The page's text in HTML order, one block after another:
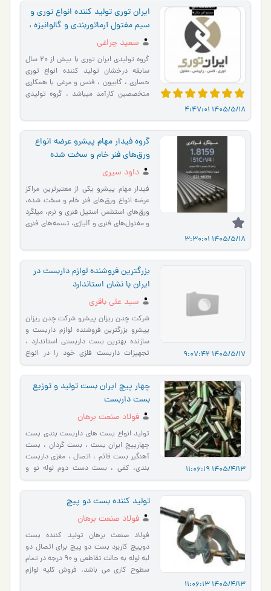
1405/5/18 4:47:01
ایران توری تولید کننده انواع توری و
سیم مفتول آرماتوربندی و گالوانیزه ،
سیم خاردار و حلقوی
سعید چراغی
گروه تولیدی ایران توری با بیش از 20 سال
سابقه درخشان تولید کننده انواع توری
حصاری ، گابیون ، فنس و مرغی با همکاری
متخصصین کارآمد میباشد . گروه تولیدی
1405/5/18 3:30:01
گروه فیدار مهام پیشرو عرضه انواع
ورق‌های فنر خام و سخت شده
داود سیری
فیدار مهام پیشرو یکی از معتبرترین مراکز
عرضه انواع ورق‌های فنر خام و سخت شده،
ورق‌های استنلس استیل فنری و نرم، میلگرد
و مفتول‌های فنری و آلیاژی، تسمه‌های فنری
1405/5/17 9:07:42
بزرگترین فروشنده لوازم داربست در
ایران با نشان استاندارد
سید علی باقری
شرکت چدن ریزان پیشرو شرکت چدن ریزان
پیشرو بزرگترین فروشنده لوازم داربست و
سازنده بهترین بست داربستی استاندارد ،
تجهیزات داربست فلزی خود را در انواع
بست چهار پیچ است…
1405/4/13 11:06:19
چهار پیچ ایران بست تولید و توزیع
بست داربست
فولاد صنعت برهان
تولید انواع بست های داربست بندی بست
چهارپیچ ایران بست ، بست گردان ، بست
آهنگیر بست قائم ، اتصال ، مغزی داربست
بندی، کفی ، بست دست دوم لوله نو و
دست دوم تخته زیر پایی ات�…
1405/4/13 11:06:13
تولید کننده بست دو پیچ
فولاد صنعت برهان
فولاد صنعت برهان تولید کننده بست
دوپیچ کاربرد بست دو پیچ برای اتصال دو
لبه لوله به حالت تقاطعی و 90 درجه در تمام
سطوح کاری می باشد. فروش کلیه لوازم